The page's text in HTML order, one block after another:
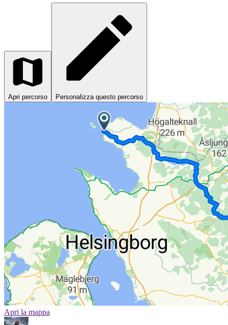
Apri percorso Personalizza questo percorso
Apri la mappa